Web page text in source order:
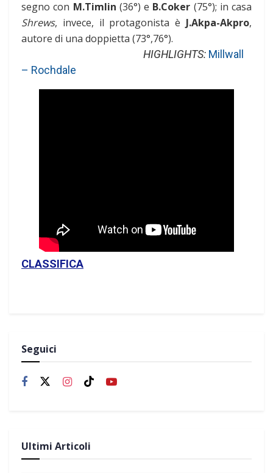
segno con M.Timlin (36°) e B.Coker (75°); in casa
Shrews, invece, il protagonista è J.Akpa-Akpro,
autore di una doppietta (73°,76°).
HIGHLIGHTS: Millwall
– Rochdale
CLASSIFICA
Seguici
Ultimi Articoli